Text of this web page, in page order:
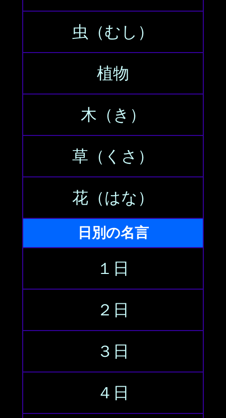
虫（むし）
植物
木（き）
草（くさ）
花（はな）
日別の名言
１日
２日
３日
４日